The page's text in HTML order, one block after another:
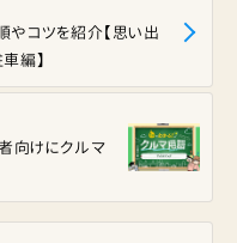
向けにクルマ
やコツを紹介【思い出
編】